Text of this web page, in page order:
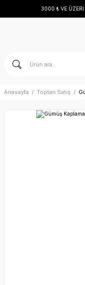
3000 ₺ VE ÜZERİ
Anasayfa Toptan Satış